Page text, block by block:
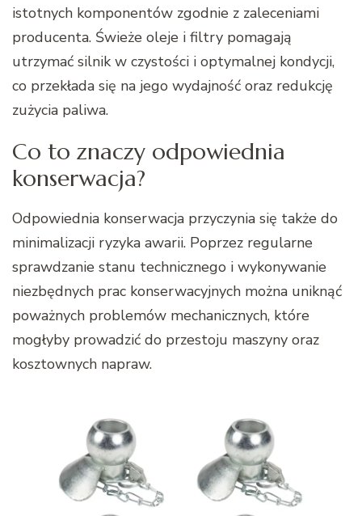
istotnych komponentów zgodnie z zaleceniami
producenta. Świeże oleje i filtry pomagają
utrzymać silnik w czystości i optymalnej kondycji,
co przekłada się na jego wydajność oraz redukcję
zużycia paliwa.
Co to znaczy odpowiednia
konserwacja?
Odpowiednia konserwacja przyczynia się także do
minimalizacji ryzyka awarii. Poprzez regularne
sprawdzanie stanu technicznego i wykonywanie
niezbędnych prac konserwacyjnych można uniknąć
poważnych problemów mechanicznych, które
mogłyby prowadzić do przestoju maszyny oraz
kosztownych napraw.